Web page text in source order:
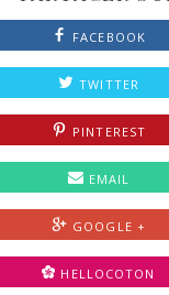
FACEBOOK
TWITTER
PINTEREST
EMAIL
GOOGLE +
HELLOCOTON